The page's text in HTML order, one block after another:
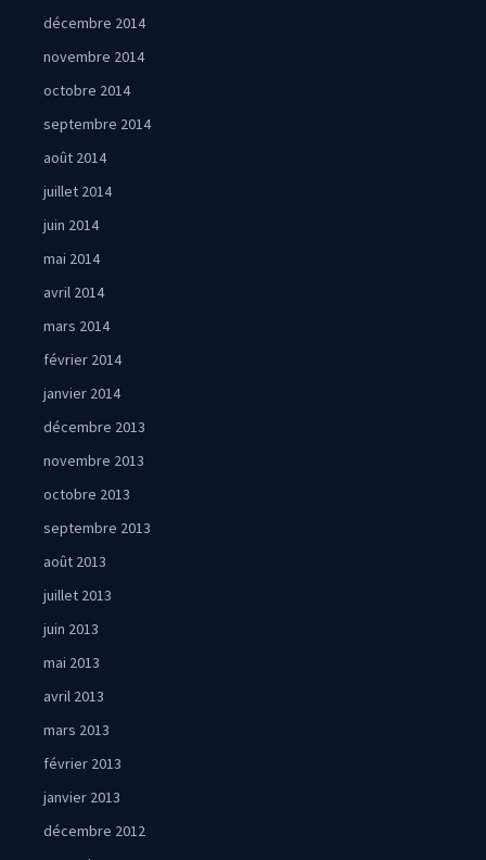
décembre 2014
novembre 2014
octobre 2014
septembre 2014
août 2014
juillet 2014
juin 2014
mai 2014
avril 2014
mars 2014
février 2014
janvier 2014
décembre 2013
novembre 2013
octobre 2013
septembre 2013
août 2013
juillet 2013
juin 2013
mai 2013
avril 2013
mars 2013
février 2013
janvier 2013
décembre 2012